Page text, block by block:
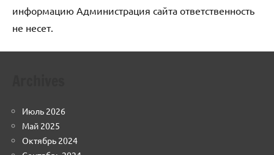
информацию Администрация сайта ответственность
не несет.
Июль 2026
Май 2025
Октябрь 2024